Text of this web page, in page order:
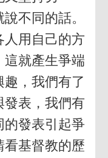
不同的話。
人用自己的方
這就產生爭端
，我們有了
發表，我們有
的發表引起爭
看基督教的歷